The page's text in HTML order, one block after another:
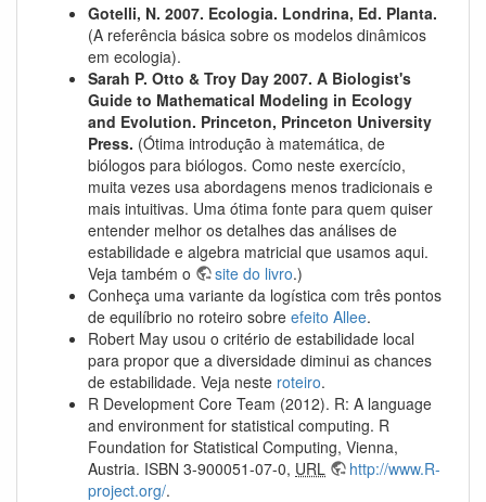
Gotelli, N. 2007. Ecologia. Londrina, Ed. Planta.
(A referência básica sobre os modelos dinâmicos
em ecologia).
Sarah P. Otto & Troy Day 2007. A Biologist's
Guide to Mathematical Modeling in Ecology
and Evolution. Princeton, Princeton University
Press. (Ótima introdução à matemática, de
biólogos para biólogos. Como neste exercício,
muita vezes usa abordagens menos tradicionais e
mais intuitivas. Uma ótima fonte para quem quiser
entender melhor os detalhes das análises de
estabilidade e algebra matricial que usamos aqui.
Veja também o
site do livro.)
Conheça uma variante da logística com três pontos
de equilíbrio no roteiro sobre efeito Allee.
Robert May usou o critério de estabilidade local
para propor que a diversidade diminui as chances
de estabilidade. Veja neste roteiro.
R Development Core Team (2012). R: A language
and environment for statistical computing. R
Foundation for Statistical Computing, Vienna,
Austria. ISBN 3-900051-07-0, URL
http://www.R-
project.org/.